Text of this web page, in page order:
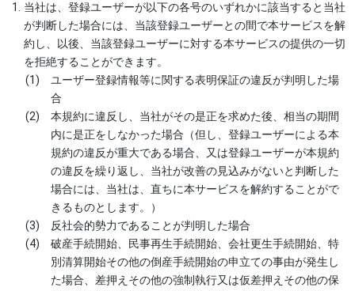
当社は、登録ユーザーが以下の各号のいずれかに該当すると当社
が判断した場合には、当該登録ユーザーとの間で本サービスを解
約し、以後、当該登録ユーザーに対する本サービスの提供の一切
を拒絶することができます。
ユーザー登録情報等に関する表明保証の違反が判明した場
合
本規約に違反し、当社がその是正を求めた後、相当の期間
内に是正をしなかった場合（但し、登録ユーザーによる本
規約の違反が重大である場合、又は登録ユーザーが本規約
の違反を繰り返し、当社が改善の見込みがないと判断した
場合には、当社は、直ちに本サービスを解約することがで
きるものとします。）
反社会的勢力であることが判明した場合
破産手続開始、民事再生手続開始、会社更生手続開始、特
別清算開始その他の倒産手続開始の申立ての事由が発生し
た場合、差押えその他の強制執行又は仮差押えその他の保